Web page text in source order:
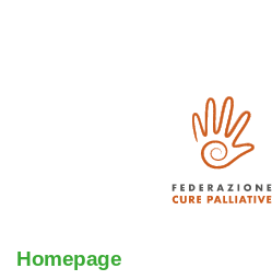
Homepage